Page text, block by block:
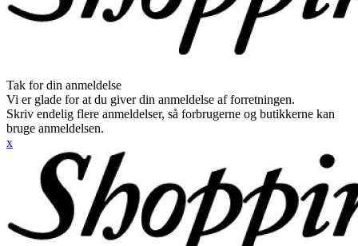
Tak for din anmeldelse
Vi er glade for at du giver din anmeldelse af forretningen.
Skriv endelig flere anmeldelser, så forbrugerne og butikkerne kan
bruge anmeldelsen.
x